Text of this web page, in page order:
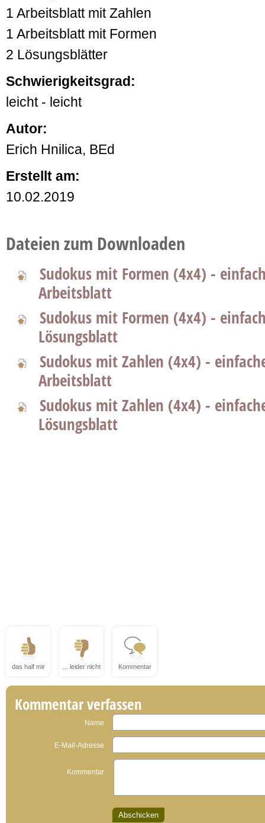
1 Arbeitsblatt mit Zahlen
1 Arbeitsblatt mit Formen
2 Lösungsblätter
Schwierigkeitsgrad:
leicht - leicht
Autor:
Erich Hnilica, BEd
Erstellt am:
10.02.2019
Dateien zum Downloaden
Sudokus mit Formen (4x4) -
Arbeitsblatt
Sudokus mit Formen (4x4) -
Lösungsblatt
Sudokus mit Zahlen (4x4) -
Arbeitsblatt
Sudokus mit Zahlen (4x4) -
Lösungsblatt
das half mir ... leider nicht Kommentar
Kommentar verfassen
Name
E-Mail-Adresse
Kommentar